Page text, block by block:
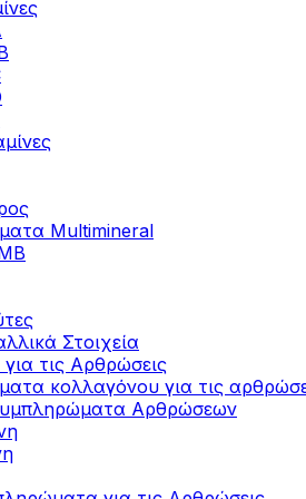
Multimineral
Στοιχεία
τις Αρθρώσεις
κολλαγόνου για τις
Αρθρώσεων